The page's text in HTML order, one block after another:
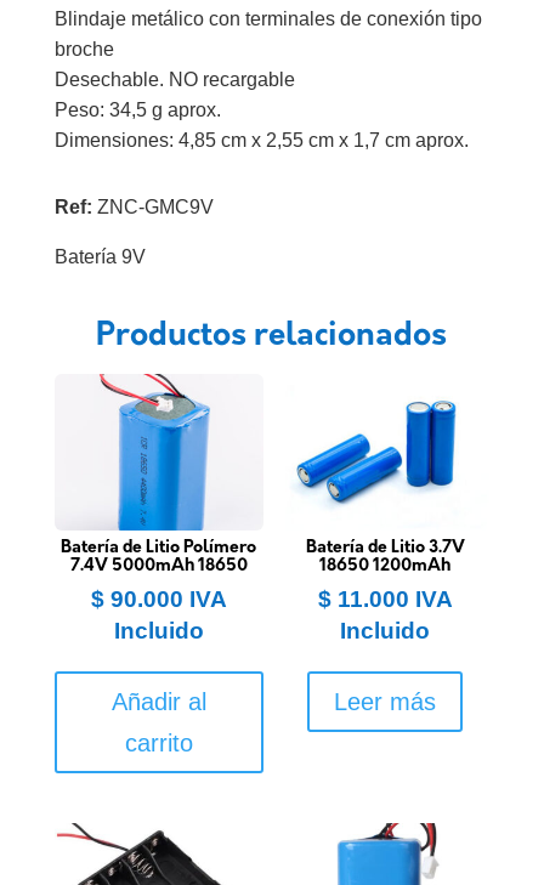
Blindaje metálico con terminales de conexión tipo
broche
Desechable. NO recargable
Peso: 34,5 g aprox.
Dimensiones: 4,85 cm x 2,55 cm x 1,7 cm aprox.
Ref: ZNC-GMC9V
Batería 9V
Productos relacionados
Batería de Litio Polímero
7.4V 5000mAh 18650
$90.000 IVA
Incluido
Añadir al
carrito
Batería de Litio 3.7V
18650 1200mAh
$11.000 IVA
Incluido
Leer más